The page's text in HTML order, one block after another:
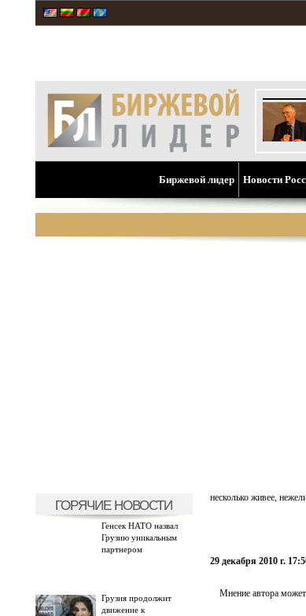
Биржевой лидер Новости
ГОРЯЧИЕ НОВОСТИ
Генсек НАТО назвал
Грузию уникальным
партнером
Грузия продолжит
движение к
несколько живее,
29 декабря 2010 г.
Мнение автора